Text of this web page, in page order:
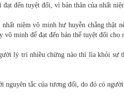
đến tuyệt đối, vì bản thân của nhất
nhất niệm vô minh hư huyễn chẳng
vô minh để đạt đến bản thể tuyệt đối cho
lý trí nhiều chừng nào thì lìa khỏi sự
nguyên tắc của tương đối, do đó có